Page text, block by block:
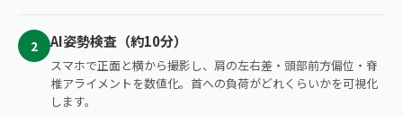
2 AI姿勢検査（約10分）
スマホで正面と横から撮影し、肩の左右差・頭部前方偏位・脊
椎アライメントを数値化。首への負荷がどれくらいかを可視化
します。